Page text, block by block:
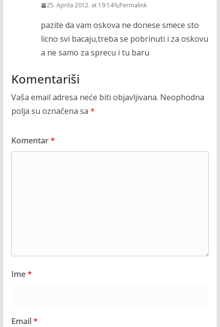
25. Aprila 2012. at 19:14 Permalink
pazite da vam oskova ne donese smece sto
licno svi bacaju,treba se pobrinuti i za oskovu
a ne samo za sprecu i tu baru
Komentariši
Vaša email adresa neće biti objavljivana. Neophodna
polja su označena sa *
Komentar*
Ime*
Email*